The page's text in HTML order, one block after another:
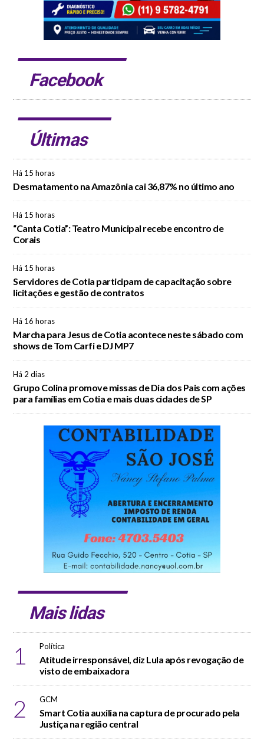
Facebook
Últimas
Há 15 horas
Desmatamento na Amazônia cai 36,87% no último ano
Há 15 horas
“Canta Cotia”: Teatro Municipal recebe encontro de
Corais
Há 15 horas
Servidores de Cotia participam de capacitação sobre
licitações e gestão de contratos
Há 16 horas
Marcha para Jesus de Cotia acontece neste sábado com
shows de Tom Carfi e DJ MP7
Há 2 dias
Grupo Colina promove missas de Dia dos Pais com ações
para famílias em Cotia e mais duas cidades de SP
Mais lidas
1 Política
Atitude irresponsável, diz Lula após revogação de
visto de embaixadora
2 GCM
Smart Cotia auxilia na captura de procurado pela
Justiça na região central